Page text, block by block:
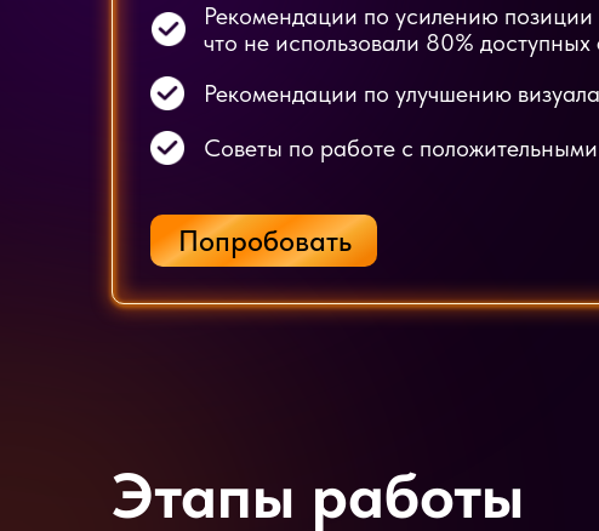
Рекомендации по усилению
что не использовали 80%
Рекомендации по улучшению визуала
Советы по работе с
Попробовать
Этапы работы